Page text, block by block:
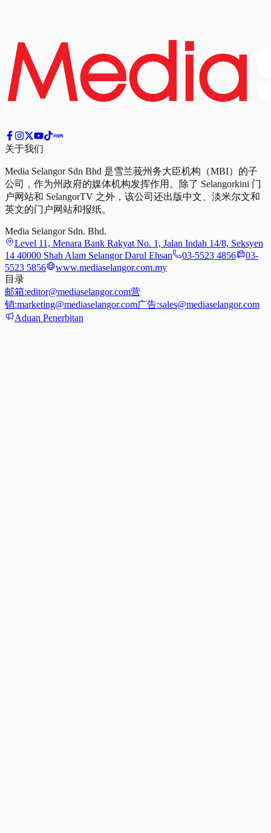
关于我们
Media Selangor Sdn Bhd 是雪兰莪州务大臣机构（MBI）的子
公司，作为州政府的媒体机构发挥作用。除了 Selangorkini 门
户网站和 SelangorTV 之外，该公司还出版中文、淡米尔文和
英文的门户网站和报纸。
Media Selangor Sdn. Bhd.
Level 11, Menara Bank Rakyat No. 1, Jalan Indah 14/8, Seksyen
14 40000 Shah Alam Selangor Darul Ehsan
03-5523 4856
03-
5523 5856
www.mediaselangor.com.my
目录
邮箱:editor@mediaselangor.com营
销:marketing@mediaselangor.com广告:sales@mediaselangor.com
Aduan Penerbitan